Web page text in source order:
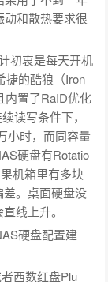
和散热要求很
初衷是每天开机
捷的酷狼（Iron
内置了RaID优化
读写条件下，
小时，而同容量
硬盘有Rotatio
机箱里有多块
。桌面硬盘没
线上升。
硬盘配置建
西数红盘Plu